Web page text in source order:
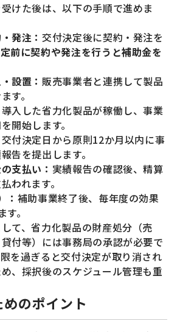
けた後は、以下の手順で進めま
発注：交付決定後に契約・発注を
前に契約や発注を行うと補助金を
設置：販売事業者と連携して製品
す。
導入した省力化製品が稼働し、事業
開始します。
交付決定日から原則12か月以内に事
告を提出します。
支払い： 実績報告の確認後、精算
われます。
： 補助事業終了後、毎年度の効果
。
て、省力化製品の財産処分（売
付等）には事務局の承認が必要で
を過ぎると交付決定が取り消され
、採択後のスケジュール管理も重
のポイント